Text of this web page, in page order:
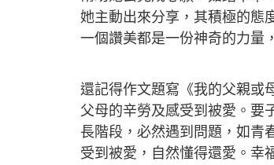
她主動出來分享，其積極的態
一個讚美都是一份神奇的力量
還記得作文題寫《我的父親或
父母的辛勞及感受到被愛。要
長階段，必然遇到問題，如青
受到被愛，自然懂得還愛。幸